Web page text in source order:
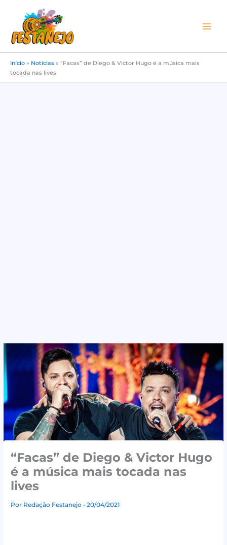
conteúdo
Início » Notícias » “Facas” de Diego & Victor Hugo é a música mais
tocada nas lives
“Facas” de Diego & Victor Hugo
é a música mais tocada nas
lives
Por Redação Festanejo• 20/04/2021